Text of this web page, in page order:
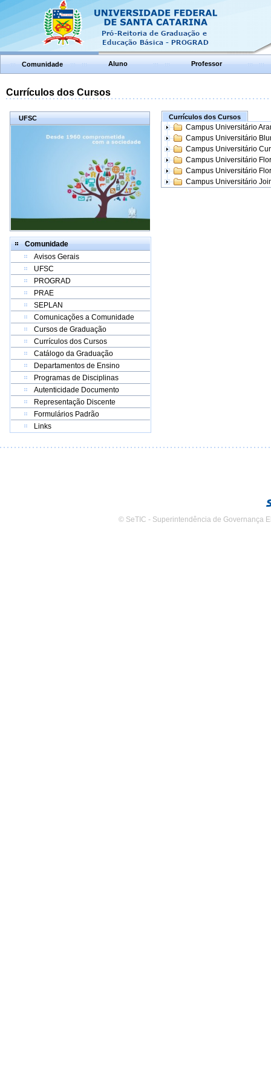
Comunidade Aluno Professor
Currículos dos Cursos
UFSC
Comunidade
Avisos Gerais
UFSC
PROGRAD
PRAE
SEPLAN
Comunicações a Comunidade
Cursos de Graduação
Currículos dos Cursos
Catálogo da Graduação
Departamentos de Ensino
Programas de Disciplinas
Autenticidade Documento
Representação Discente
Formulários Padrão
Links
Currículos dos Cursos
Campus Universitário
Campus Universitário
Campus Universitário
Campus Universitário
Campus Universitário
Campus Universitário
© SeTIC - Superintendência de Governança